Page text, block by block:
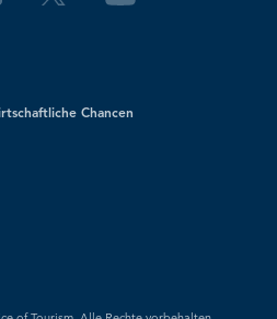
Chancen